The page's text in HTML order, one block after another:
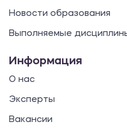
Новости образования
Выполняемые
Информация
О нас
Эксперты
Вакансии